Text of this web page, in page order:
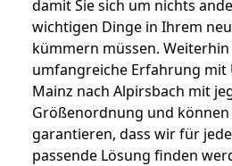
damit Sie sich um nichts
wichtigen Dinge in Ihrem
kümmern müssen.
umfangreiche Erfahrung mit
Mainz nach Alpirsbach mit
Größenordnung und
garantieren, dass wir für
passende Lösung finden